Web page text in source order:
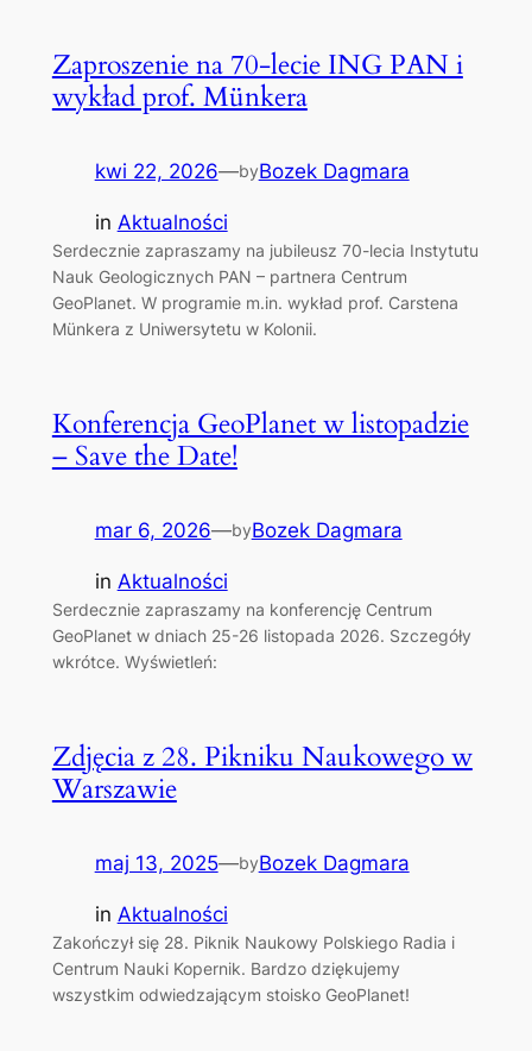
Zaproszenie na 70-lecie ING PAN i
wykład prof. Münkera
kwi 22, 2026—byBozek Dagmara
in Aktualności
Serdecznie zapraszamy na jubileusz 70-lecia Instytutu
Nauk Geologicznych PAN – partnera Centrum
GeoPlanet. W programie m.in. wykład prof. Carstena
Münkera z Uniwersytetu w Kolonii.
Konferencja GeoPlanet w listopadzie
– Save the Date!
mar 6, 2026—byBozek Dagmara
in Aktualności
Serdecznie zapraszamy na konferencję Centrum
GeoPlanet w dniach 25-26 listopada 2026. Szczegóły
wkrótce. Wyświetleń:
Zdjęcia z 28. Pikniku Naukowego w
Warszawie
maj 13, 2025—byBozek Dagmara
in Aktualności
Zakończył się 28. Piknik Naukowy Polskiego Radia i
Centrum Nauki Kopernik. Bardzo dziękujemy
wszystkim odwiedzającym stoisko GeoPlanet!